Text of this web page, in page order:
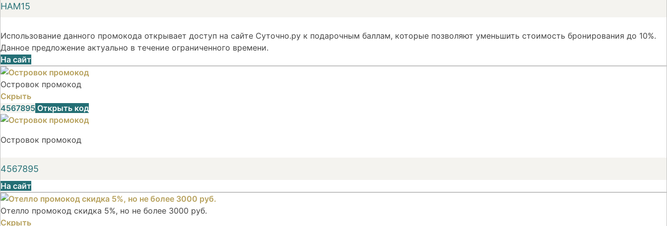
НАМ15
Использование данного промокода открывает доступ на сайте Суточно.ру к подарочным баллам, которые позволяют уменьшить стоимость бронирования до 10%.
Данное предложение актуально в течение ограниченного времени.
На сайт
Островок промокод
Скрыть
4567895 Открыть код
Островок промокод
4567895
На сайт
Отелло промокод скидка 5%, но не более 3000 руб.
Скрыть